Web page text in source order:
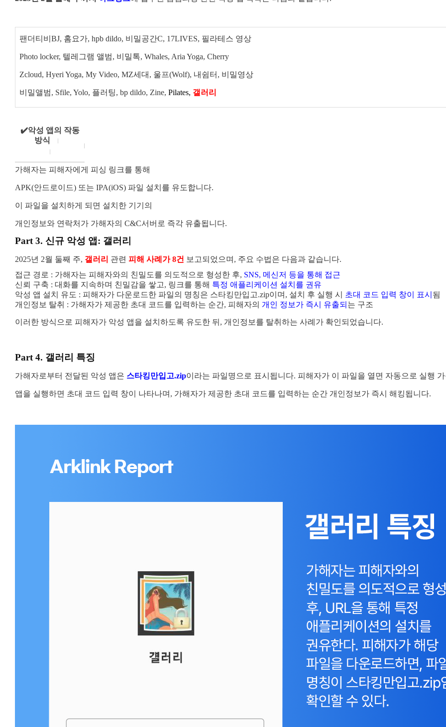
팬더티비BJ, 홈요가, hpb dildo, 비밀공간C, 17LIVES, 필라테스 영상
Photo locker, 텔레그램 앨범, 비밀톡, Whales, Aria Yoga, Cherry
Zcloud, Hyeri Yoga, My Video, MZ세대, 울프(Wolf), 내쉼터, 비밀영상
비밀앨범, Sfile, Yolo, 플러팅, bp dildo, Zine, Pilates, 갤러리
✔️악성 앱의 작동
방식
가해자는 피해자에게 피싱 링크를 통해
APK(안드로이드) 또는 IPA(iOS) 파일 설치를 유도합니다.
이 파일을 설치하게 되면 설치한 기기의
개인정보와 연락처가 가해자의 C&C서버로 즉각 유출됩니다.
Part 3. 신규 악성 앱: 갤러리
2025년 2월 둘째 주, 갤러리 관련 피해 사례가 8건 보고되었으며, 주요 수법은 다음과 같습니다.
접근 경로 : 가해자는 피해자와의 친밀도를 의도적으로 형성한 후, SNS, 메신저 등을 통해 접근
신뢰 구축 : 대화를 지속하며 친밀감을 쌓고, 링크를 통해 특정 애플리케이션 설치를 권유
악성 앱 설치 유도 : 피해자가 다운로드한 파일의 명칭은 스타킹만입고.zip이며, 설치 후 실행 시
초대 코드 입력 창이 표시 됨
개인정보 탈취 : 가해자가 제공한 초대 코드를 입력하는 순간, 피해자의 개인 정보가 즉시 유출되 는 구조
이러한 방식으로 피해자가 악성 앱을 설치하도록 유도한 뒤, 개인정보를 탈취하는 사례가 확인되었습니다.
Part 4. 갤러리 특징
가해자로부터 전달된 악성 앱은 스타킹만입고.zip이라는 파일명으로 표시됩니다. 피해자가 이 파일을 열면 자동으로 실행
앱을 실행하면 초대 코드 입력 창이 나타나며, 가해자가 제공한 초대 코드를 입력하는 순간 개인정보가 즉시 해킹됩니다.